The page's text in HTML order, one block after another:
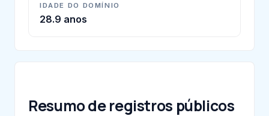
IDADE DO DOMÍNIO
28.9 anos
Resumo de registros públicos